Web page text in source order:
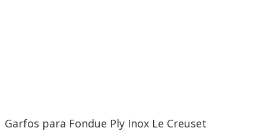
Garfos para Fondue Ply Inox Le Creuset